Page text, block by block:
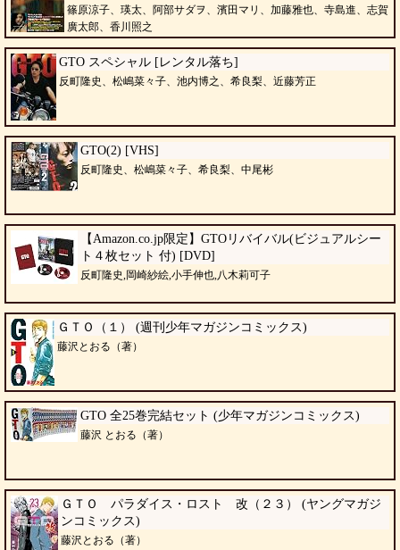
篠原涼子、瑛太、阿部サダヲ、濱田マリ、加藤雅也、寺島進、志賀
廣太郎、香川照之
GTO スペシャル [レンタル落ち]
反町隆史、松嶋菜々子、池内博之、希良梨、近藤芳正
GTO(2) [VHS]
反町隆史、松嶋菜々子、希良梨、中尾彬
【Amazon.co.jp限定】GTOリバイバル(ビジュアルシー
ト４枚セット 付) [DVD]
反町隆史,岡崎紗絵,小手伸也,八木莉可子
ＧＴＯ（１） (週刊少年マガジンコミックス)
藤沢とおる（著）
GTO 全25巻完結セット (少年マガジンコミックス)
藤沢 とおる（著）
ＧＴＯ パラダイス・ロスト 改（２３） (ヤングマガジ
ンコミックス)
藤沢とおる（著）